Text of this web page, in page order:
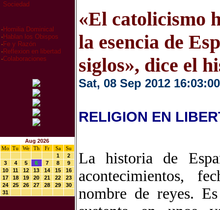
Sociedad
· Homilia Dominical
· Hablan los Obispos
· Fe y Razón
· Reflexion en libertad
·Colaboraciones
Aug 2026
Mo
Tu We Th Fr Sa
Su
1
2
3
4 5 6 7 8
9
10
11 12 13 14 15
16
17
18 19 20 21 22
23
24
25 26 27 28 29
30
31
«El catolicismo
la esencia de
siglos», dice el
Sat, 08 Sep 2012 16:03:00
RELIGION EN
La historia de
acontecimientos,
nombre de reyes.